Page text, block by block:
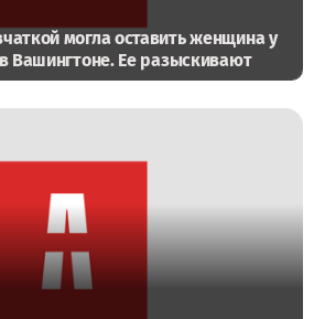
могла оставить женщина у
Вашингтоне. Ее разыскивают